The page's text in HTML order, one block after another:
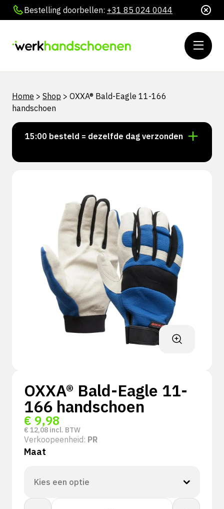
Bestelling doorbellen: +31 85 024 0044
Home > Shop > OXXA® Bald-Eagle 11-166
handschoen
15:00 besteld = dezelfde dag verzonden
OXXA® Bald-Eagle 11-
166 handschoen
€ 9,98
€ 12,08 incl. BTW
Verkoopeenheid: PR
Maat
OXXA®